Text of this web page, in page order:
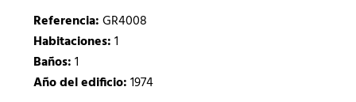
Referencia:GR4008
Habitaciones:1
Baños:1
Año del edificio:1974